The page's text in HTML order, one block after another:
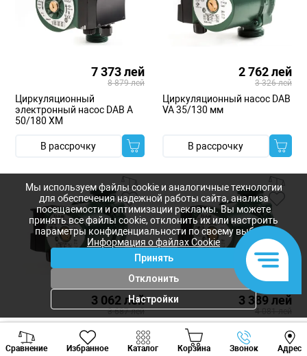
7 373 лей
8 879 лей
Циркуляционный
электронный насос DAB A
50/180 XM
В рассрочку
2 762 лей
3 326 лей
Циркуляционный насос DAB
VA 35/130 мм
В рассрочку
3 062 лей
3 687 лей
Циркуляционный насос DAB
VA 55/130 мм
3 389 лей
4 081 лей
Циркуляционный насос DAB
VA 65/130 мм
Сравнение Избранное Каталог Корзина Звонок Адрес
Viber Whatsapp
Мы используем файлы cookie и аналогичные технологии
для обеспечения надежной работы сайта, анализа
посещаемости и оптимизации рекламы. Вы можете
принять все файлы cookie, отклонить их или настроить
параметры конфиденциальности по своему выбору.
Информация о файлах Cookie
Принять
Отклонить
Настройки